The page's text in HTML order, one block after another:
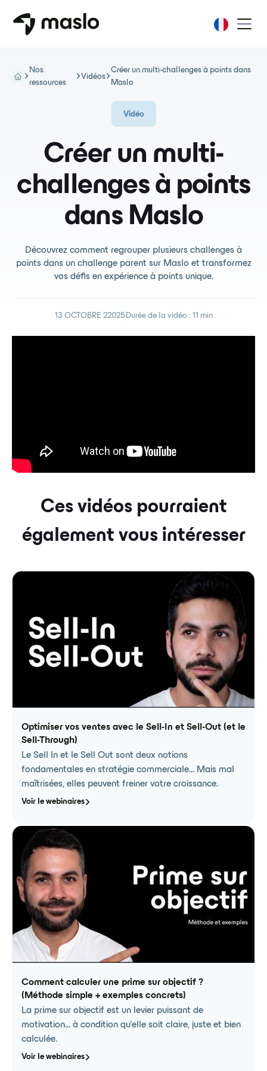
Nos
ressources
Vidéos
Créer un multi-challenges à points dans
Maslo
Vidéo
Créer un multi-
challenges à points
dans Maslo
Découvrez comment regrouper plusieurs challenges à
points dans un challenge parent sur Maslo et transformez
vos défis en expérience à points unique.
13 OCTOBRE 22025 Durée de la vidéo : 11 min
Ces vidéos pourraient
également vous intéresser
Optimiser vos ventes avec le Sell-In et Sell-Out (et le
Sell-Through)
Le Sell In et le Sell Out sont deux notions
fondamentales en stratégie commerciale… Mais mal
maîtrisées, elles peuvent freiner votre croissance.
Voir le webinaires
Comment calculer une prime sur objectif ?
(Méthode simple + exemples concrets)
La prime sur objectif est un levier puissant de
motivation… à condition qu’elle soit claire, juste et bien
calculée.
Voir le webinaires